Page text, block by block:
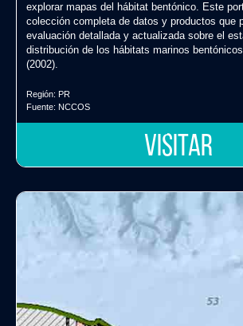
explorar mapas del hábitat bentónico. Este
colección completa de datos y productos que
evaluación detallada y actualizada sobre el
distribución de los hábitats marinos
(2002).
Región: PR
Fuente: NCCOS
VISITAR